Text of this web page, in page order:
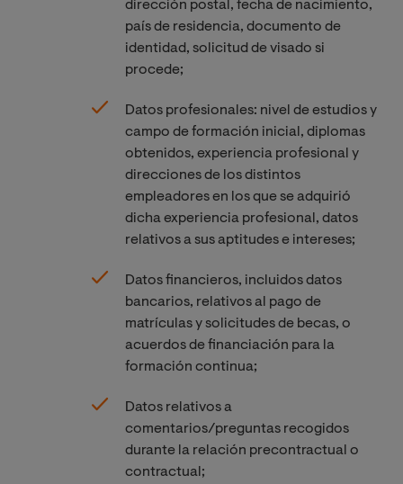
dirección postal, fecha de nacimiento,
país de residencia, documento de
identidad, solicitud de visado si
procede;
Datos profesionales: nivel de estudios y
campo de formación inicial, diplomas
obtenidos, experiencia profesional y
direcciones de los distintos
empleadores en los que se adquirió
dicha experiencia profesional, datos
relativos a sus aptitudes e intereses;
Datos financieros, incluidos datos
bancarios, relativos al pago de
matrículas y solicitudes de becas, o
acuerdos de financiación para la
formación continua;
Datos relativos a
comentarios/preguntas recogidos
durante la relación precontractual o
contractual;